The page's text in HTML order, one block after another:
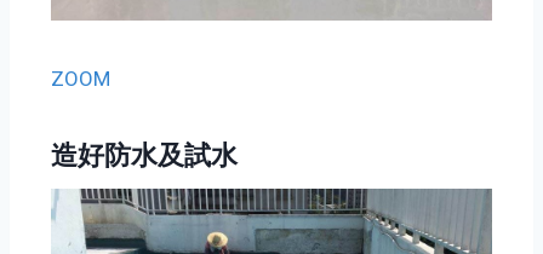
ZOOM
造好防水及試水